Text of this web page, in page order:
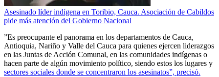
Asesinado líder indígena en Toribio, Cauca. Asociación de Cabildos
pide más atención del Gobierno Nacional
”Es preocupante el panorama en los departamentos de Cauca,
Antioquia, Nariño y Valle del Cauca para quienes ejercen liderazgos
en las Juntas de Acción Comunal, en las comunidades indígenas o
hacen parte de algún movimiento político, siendo estos los lugares y
sectores sociales donde se concentraron los asesinatos”, precisó.